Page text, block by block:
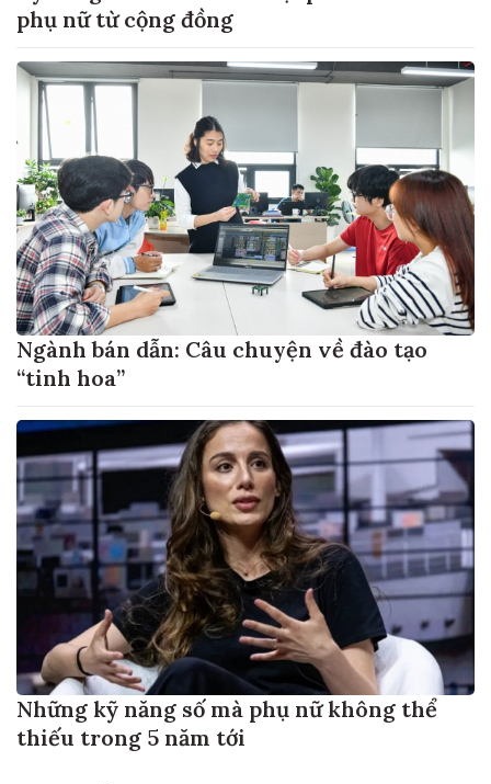
phụ nữ từ cộng đồng
Ngành bán dẫn: Câu chuyện về đào tạo
“tinh hoa”
Những kỹ năng số mà phụ nữ không thể
thiếu trong 5 năm tới